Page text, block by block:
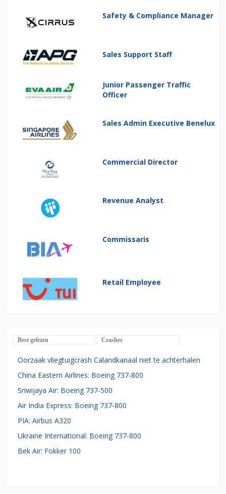
Safety & Compliance Manager
Sales Support Staff
Junior Passenger Traffic
Officer
Sales Admin Executive Benelux
Commercial Director
Revenue Analyst
Commissaris
Retail Employee
Best gelezen Crashes
Oorzaak vliegtuigcrash Calandkanaal niet te achterhalen
China Eastern Airlines: Boeing 737-800
Sriwijaya Air: Boeing 737-500
Air India Express: Boeing 737-800
PIA: Airbus A320
Ukraine International: Boeing 737-800
Bek Air: Fokker 100